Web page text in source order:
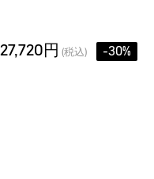
27,720円 (税込) -30%